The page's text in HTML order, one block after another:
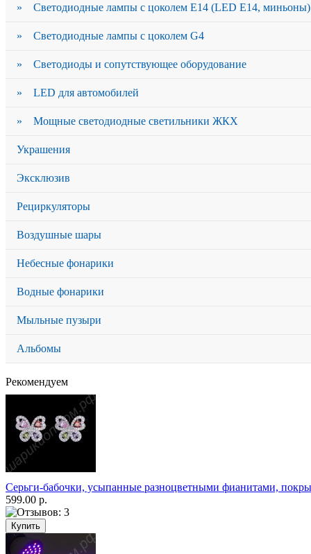
» Светодиодные лампы с цоколем Е14 (LED E14, миньоны)
» Светодиодные лампы с цоколем G4
» Светодиоды и сопутствующее оборудование
» LED для автомобилей
» Мощные светодиодные светильники ЖКХ
Украшения
Эксклюзив
Рециркуляторы
Воздушные шары
Небесные фонарики
Водные фонарики
Мыльные пузыри
Альбомы
Рекомендуем
Серьги-бабочки, усыпанные разноцветными фианитами,
599.00 р.